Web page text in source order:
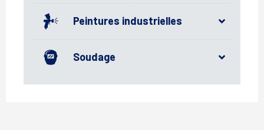
Peintures industrielles
Soudage